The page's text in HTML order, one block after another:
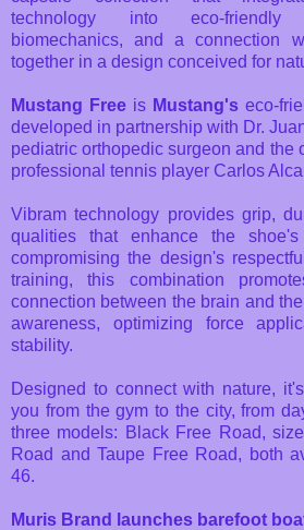
technology into eco-friendly
biomechanics, and a connection
together in a design conceived for
Mustang Free is Mustang's eco-
developed in partnership with Dr.
pediatric orthopedic surgeon and the
professional tennis player Carlos
Vibram technology provides grip,
qualities that enhance the shoe's
compromising the design's
training, this combination
connection between the brain and
awareness, optimizing force
stability.
Designed to connect with nature,
you from the gym to the city, from
three models: Black Free Road,
Road and Taupe Free Road, both
46.
Muris Brand launches barefoot